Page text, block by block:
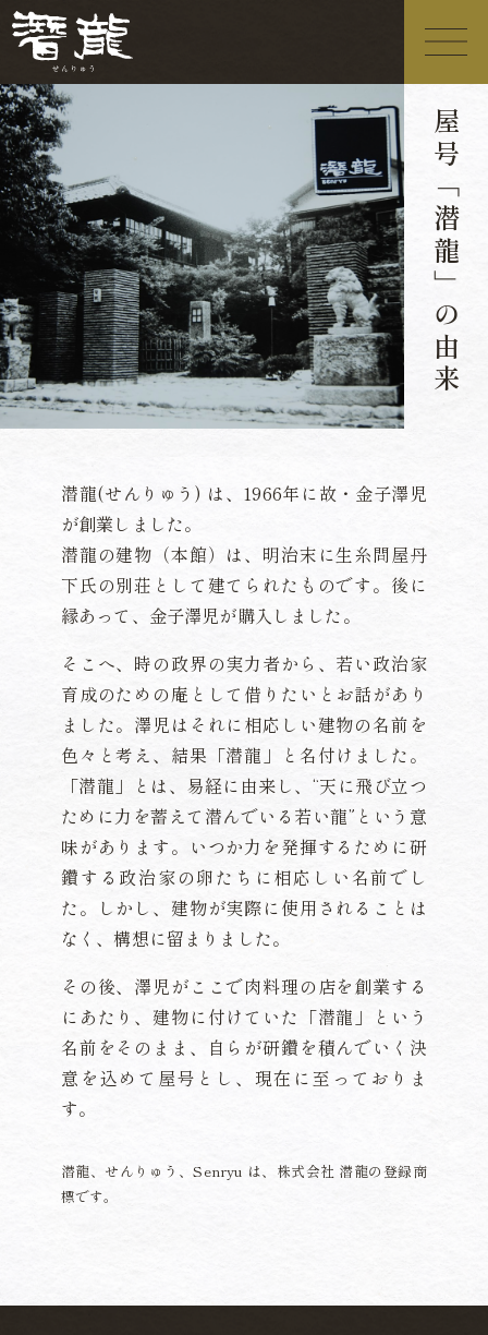
ご予
屋号
「
潜龍
」
の由来
潜龍(せんりゅう) は、1966年に故・金子澤児
が創業しました。
潜龍の建物（本館）は、明治末に生糸問屋丹
下氏の別荘として建てられたものです。後に
縁あって、金子澤児が購入しました。
そこへ、時の政界の実力者から、若い政治家
育成のための庵として借りたいとお話があり
ました。澤児はそれに相応しい建物の名前を
色々と考え、結果「潜龍」と名付けました。
「潜龍」とは、易経に由来し、“天に飛び立つ
ために力を蓄えて潜んでいる若い龍”という意
味があります。いつか力を発揮するために研
鑽する政治家の卵たちに相応しい名前でし
た。しかし、建物が実際に使用されることは
なく、構想に留まりました。
その後、澤児がここで肉料理の店を創業する
にあたり、建物に付けていた「潜龍」という
名前をそのまま、自らが研鑽を積んでいく決
意を込めて屋号とし、現在に至っておりま
す。
潜龍、せんりゅう、Senryu は、株式会社 潜龍の登録商
標です。